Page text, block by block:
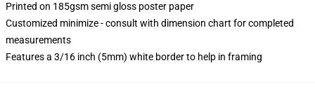
Printed on 185gsm semi gloss poster paper
Customized minimize - consult with dimension chart for completed
measurements
Features a 3/16 inch (5mm) white border to help in framing